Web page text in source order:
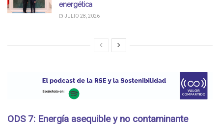
energética
JULIO 28, 2026
ODS 7: Energía asequible y no contaminante